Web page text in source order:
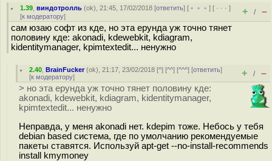
1.39 ,виндотролль (ok), 21:45, 17/02/2018 [ответить] [ ﹢﹢﹢] [ · · ·]
[к модератору] + / –
сам юзаю софт из кде, но эта ерунда уж точно тянет
половину кде: akonadi, kdewebkit, kdiagram,
kidentitymanager, kpimtextedit... ненужно
2.40 ,BrainFucker(ok), 21:17, 23/02/2018 [^] [^^] [^^^] [ответить]
[к модератору] + / –
> но эта ерунда уж точно тянет половину кде:
akonadi, kdewebkit, kdiagram, kidentitymanager,
kpimtextedit... ненужно
Неправда, у меня akonadi нет. kdepim тоже. Небось у тебя
debian based система, где по умолчанию рекомендуемые
пакеты ставятся. Используй apt-get --no-install-recommends
install kmymoney